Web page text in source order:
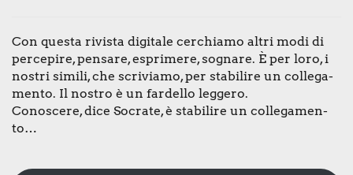
Con que­sta rivi­sta digi­ta­le cer­chia­mo altri modi di
per­ce­pi­re, pen­sa­re, espri­me­re, sogna­re. È per loro, i
nostri simi­li, che scri­via­mo, per sta­bi­li­re un col­le­ga­
men­to. Il nostro è un far­del­lo leg­ge­ro.
Cono­sce­re, dice Socra­te, è sta­bi­li­re un col­le­ga­men­
to…